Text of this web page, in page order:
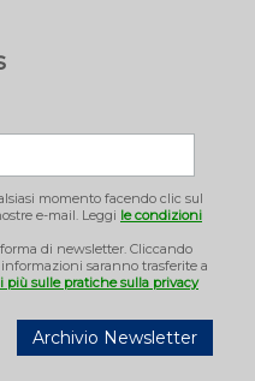
momento facendo clic sul
e-mail. Leggi le condizioni
di newsletter. Cliccando
saranno trasferite a
più sulle pratiche sulla privacy
Archivio Newsletter